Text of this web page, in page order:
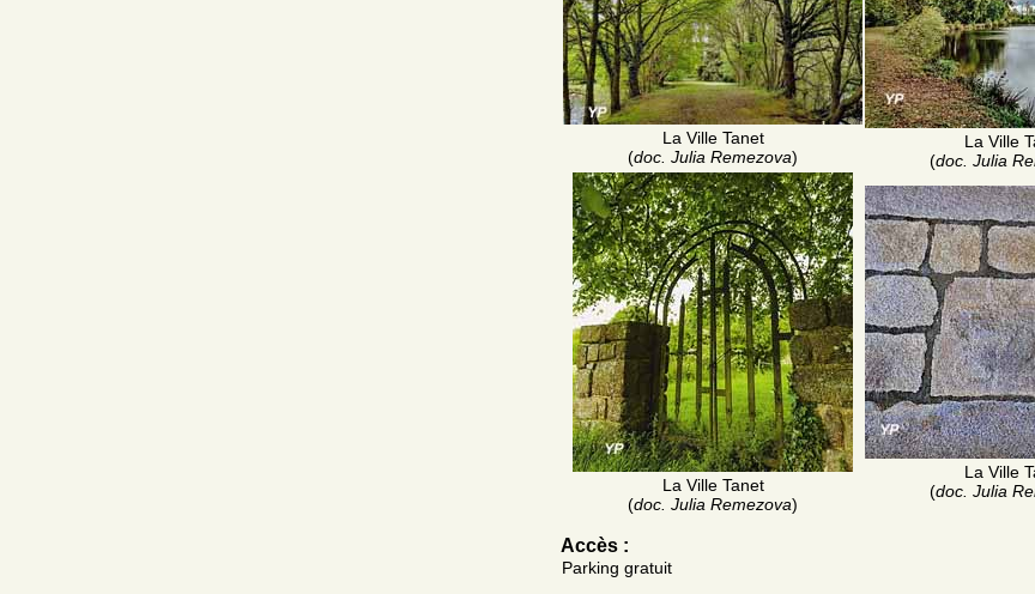
La Ville Tanet
(doc. Julia Remezova)
La Ville
(doc. Julia
La Ville Tanet
(doc. Julia Remezova)
La Ville
(doc. Julia
Accès :
Parking gratuit